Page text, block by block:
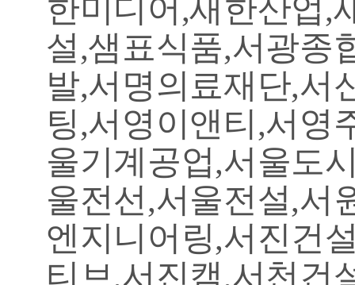
한미디어,새한산업,
설,샘표식품,서광종
발,서명의료재단,서
팅,서영이앤티,서영
울기계공업,서울도
울전선,서울전설,서
엔지니어링,서진건
티브,서진캠,서천건